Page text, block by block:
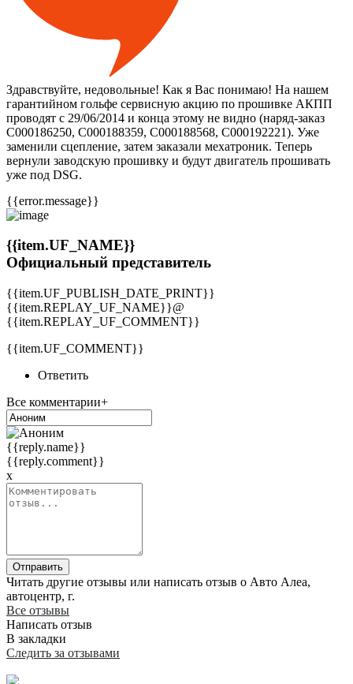
Здравствуйте, недовольные! Как я Вас понимаю! На нашем
гарантийном гольфе сервисную акцию по прошивке АКПП
проводят с 29/06/2014 и конца этому не видно (наряд-заказ
С000186250, С000188359, С000188568, С000192221). Уже
заменили сцепление, затем заказали мехатроник. Теперь
вернули заводскую прошивку и будут двигатель прошивать
уже под DSG.
{{error.message}}
{{item.UF_NAME}}
Официальный представитель
{{item.UF_PUBLISH_DATE_PRINT}}
{{item.REPLAY_UF_NAME}}@
{{item.REPLAY_UF_COMMENT}}
{{item.UF_COMMENT}}
Ответить
Все комментарии+
{{reply.name}}
{{reply.comment}}
x
Отправить
Читать другие отзывы или написать отзыв о Авто Алеа,
автоцентр, г.
Все отзывы
Написать отзыв
В закладки
Следить за отзывами